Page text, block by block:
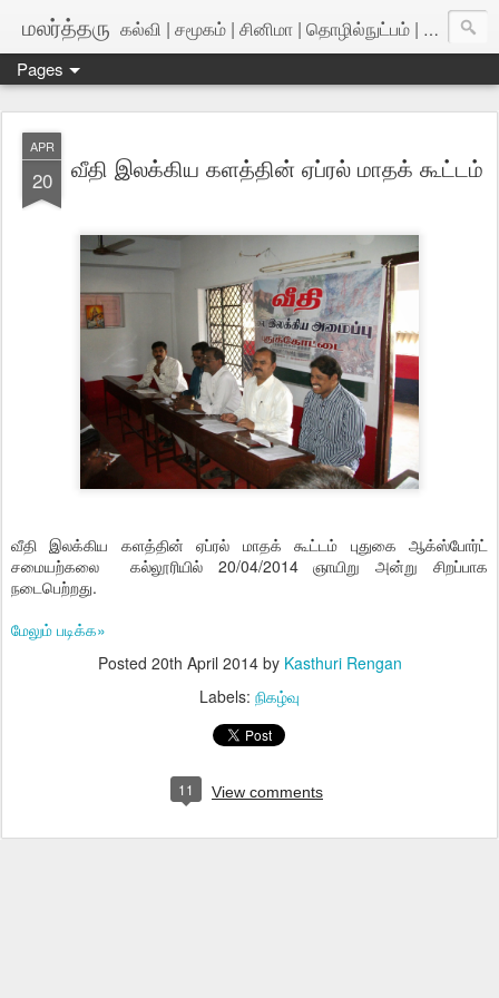
மலர்த்தரு கல்வி | சமூகம் | சினிமா | தொழில்நுட்பம் | அறிவியல்
Pages
APR
20 வீதி இலக்கிய களத்தின் ஏப்ரல் மாதக் கூட்டம்
வீதி இலக்கிய களத்தின் ஏப்ரல் மாதக் கூட்டம் புதுகை ஆக்ஸ்போர்ட்
சமையற்கலை கல்லூரியில் 20/04/2014 ஞாயிறு அன்று சிறப்பாக
நடைபெற்றது.
மேலும் படிக்க»
Posted 20th April 2014by Kasthuri Rengan
Labels: நிகழ்வு
11 View comments